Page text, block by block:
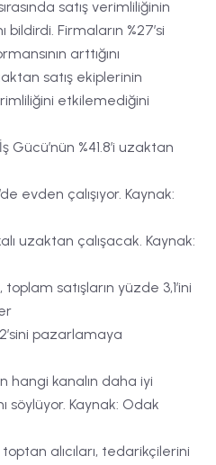
satış verimliliğinin
Firmaların %27’si
arttığını
satış ekiplerinin
etkilemediğini
%41.8’i uzaktan
evden çalışıyor. Kaynak:
uzaktan çalışacak. Kaynak:
satışların yüzde 3,1’ini
pazarlamaya
hangi kanalın daha iyi
söylüyor. Kaynak: Odak
alıcıları, tedarikçilerini